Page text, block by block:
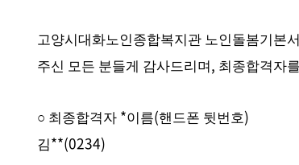
고양시대화노인종합복지관 노인돌봄기본
주신 모든 분들게 감사드리며 , 최종합격자
○ 최종합격자 *이름(핸드폰 뒷번호)
김**(0234)